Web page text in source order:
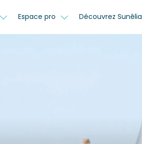
Espace pro Découvrez Sunêlia